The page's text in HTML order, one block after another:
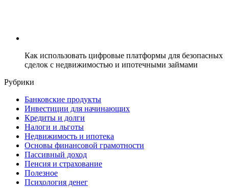
Как использовать цифровые платформы для безопасных
сделок с недвижимостью и ипотечными займами
Рубрики
Банковские продукты
Инвестиции для начинающих
Кредиты и долги
Налоги и льготы
Недвижимость и ипотека
Основы финансовой грамотности
Пассивный доход
Пенсия и страхование
Полезное
Психология денег